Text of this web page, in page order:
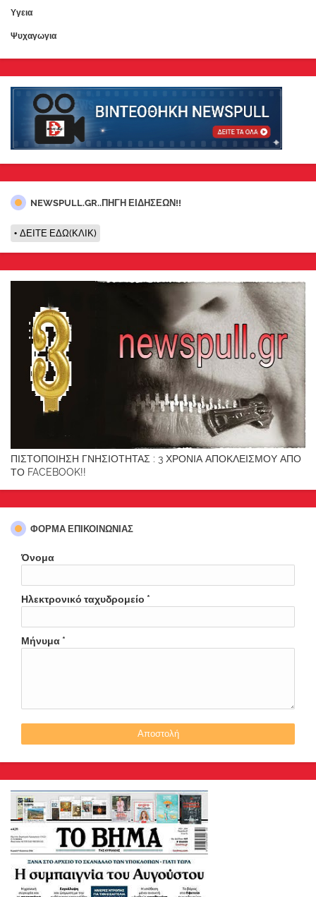
Υγεια
Ψυχαγωγια
NEWSPULL.GR..ΠΗΓΗ ΕΙΔΗΣΕΩΝ!!
ΔΕΙΤΕ ΕΔΩ(ΚΛΙΚ)
ΠΙΣΤΟΠΟΙΗΣΗ ΓΝΗΣΙΟΤΗΤΑΣ : 3 ΧΡΟΝΙΑ ΑΠΟΚΛΕΙΣΜΟΥ ΑΠΟ
ΤΟ FACEBOOK!!
ΦΌΡΜΑ ΕΠΙΚΟΙΝΩΝΊΑΣ
Όνομα
Ηλεκτρονικό ταχυδρομείο *
Μήνυμα *